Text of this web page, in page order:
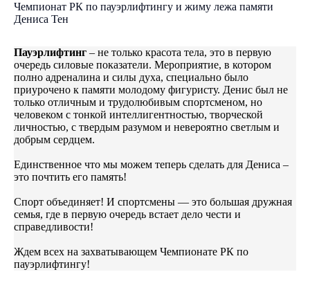
Чемпионат РК по пауэрлифтингу и жиму лежа памяти
Дениса Тен
Пауэрлифтинг – не только красота тела, это в первую
очередь силовые показатели. Мероприятие, в котором
полно адреналина и силы духа, специально было
приурочено к памяти молодому фигуристу. Денис был не
только отличным и трудолюбивым спортсменом, но
человеком с тонкой интеллигентностью, творческой
личностью, с твердым разумом и невероятно светлым и
добрым сердцем.
Единственное что мы можем теперь сделать для Дениса –
это почтить его память!
Спорт объединяет! И спортсмены — это большая дружная
семья, где в первую очередь встает дело чести и
справедливости!
Ждем всех на захватывающем Чемпионате РК по
пауэрлифтингу!